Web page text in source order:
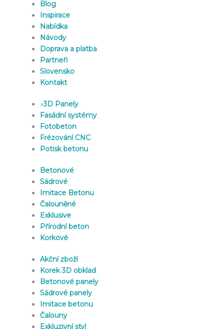
Blog
Inspirace
Nabídka
Návody
Doprava a platba
Partneři
Slovensko
Kontakt
»3D Panely
Fasádní systémy
Fotobeton
Frézování CNC
Potisk betonu
Betonové
Sádrové
Imitace Betonu
Čalouněné
Exklusive
Přírodní beton
Korkové
Akční zboží
Korek 3D obklad
Betonové panely
Sádrové panely
Imitace betonu
Čalouny
Exkluzivní styl